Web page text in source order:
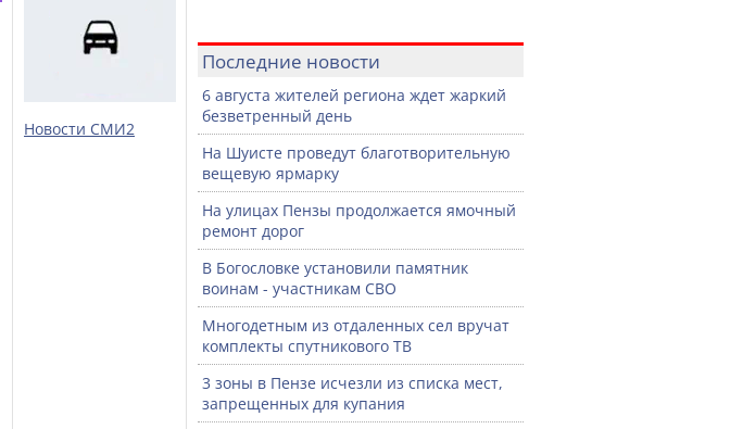
Новости СМИ2
Последние новости
6 августа жителей региона ждет жаркий
безветренный день
На Шуисте проведут благотворительную
вещевую ярмарку
На улицах Пензы продолжается ямочный
ремонт дорог
В Богословке установили памятник
воинам - участникам СВО
Многодетным из отдаленных сел вручат
комплекты спутникового ТВ
3 зоны в Пензе исчезли из списка мест,
запрещенных для купания